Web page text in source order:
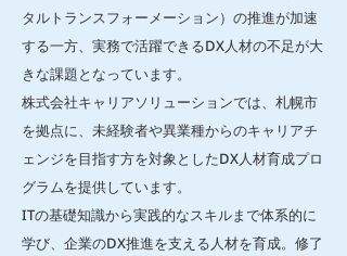
タルトランスフォーメーション）の推進が加速
する一方、実務で活躍できるDX人材の不足が大
きな課題となっています。
株式会社キャリアソリューションでは、札幌市
を拠点に、未経験者や異業種からのキャリアチ
ェンジを目指す方を対象としたDX人材育成プロ
グラムを提供しています。
ITの基礎知識から実践的なスキルまで体系的に
学び、企業のDX推進を支える人材を育成。修了